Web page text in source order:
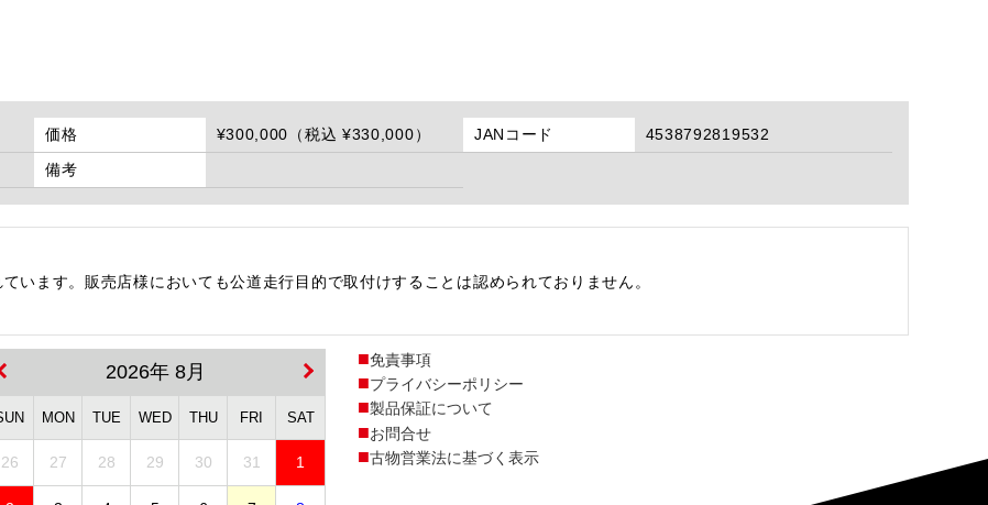
価格 ¥300,000（税込 ¥330,000） JANコード
4538792819532
備考
います。販売店様においても公道走行目的で取付けすることは認められておりません。
2026年 8月
MON TUE WED THU FRI SAT
26 27 28 29 30 31 1
免責事項
プライバシーポリシー
製品保証について
お問合せ
古物営業法に基づく表示